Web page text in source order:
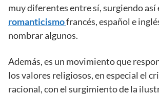
muy diferentes entre sí, surgiendo así
romanticismofrancés, español e
nombrar algunos.
Además, es un movimiento que
los valores religiosos, en especial el
racional, con el surgimiento de la